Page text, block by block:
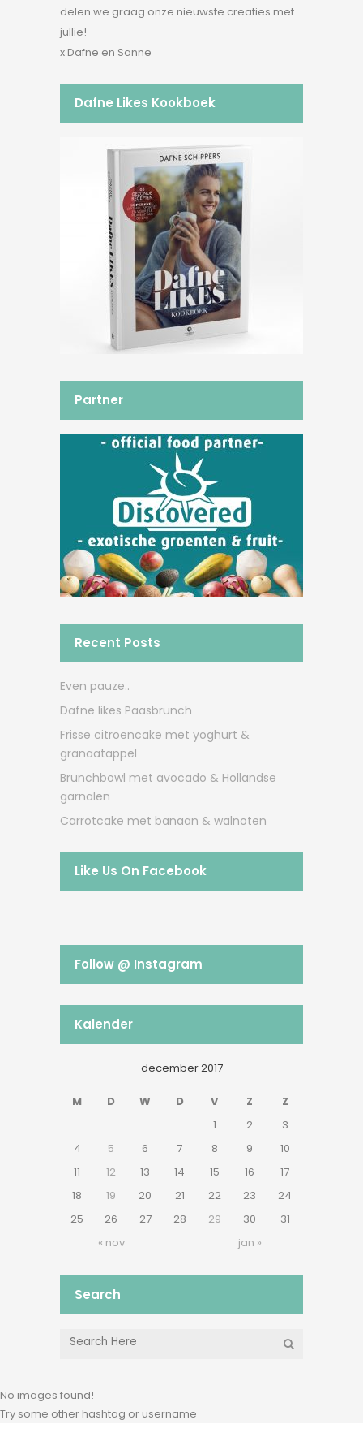
delen we graag onze nieuwste creaties met
jullie!
x Dafne en Sanne
Dafne Likes Kookboek
Partner
Recent Posts
Even pauze..
Dafne likes Paasbrunch
Frisse citroencake met yoghurt &
granaatappel
Brunchbowl met avocado & Hollandse
garnalen
Carrotcake met banaan & walnoten
Like Us On Facebook
Follow @ Instagram
Kalender
december 2017
M D W D V Z Z
« nov jan »
1 2
3
4
5 6 7 8 9
10
11
12 13 14 15 16
17
18
19 20 21 22 23
24
25
26 27 28 29 30 31
Search
No images found!
Try some other hashtag or username